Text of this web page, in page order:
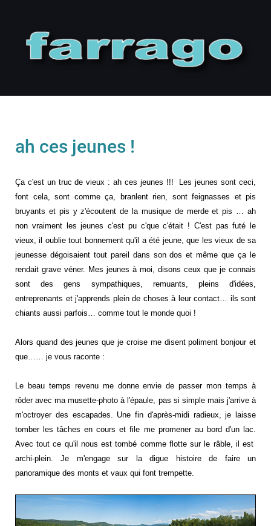
ah ces jeunes !
Ça c'est un truc de vieux : ah ces jeunes !!! Les jeunes sont ceci,
font cela, sont comme ça, branlent rien, sont feignasses et pis
bruyants et pis y z'écoutent de la musique de merde et pis … ah
non vraiment les jeunes c'est pu c'que c'était ! C'est pas futé le
vieux, il oublie tout bonnement qu'il a été jeune, que les vieux de sa
jeunesse dégoisaient tout pareil dans son dos et même que ça le
rendait grave véner. Mes jeunes à moi, disons ceux que je connais
sont des gens sympathiques, remuants, pleins d'idées,
entreprenants et j'apprends plein de choses à leur contact… ils sont
chiants aussi parfois… comme tout le monde quoi !
Alors quand des jeunes que je croise me disent poliment bonjour et
que…… je vous raconte :
Le beau temps revenu me donne envie de passer mon temps à
rôder avec ma musette-photo à l'épaule, pas si simple mais j'arrive à
m'octroyer des escapades. Une fin d'après-midi radieux, je laisse
tomber les tâches en cours et file me promener au bord d'un lac.
Avec tout ce qu'il nous est tombé comme flotte sur le râble, il est
archi-plein. Je m'engage sur la digue histoire de faire un
panoramique des monts et vaux qui font trempette.